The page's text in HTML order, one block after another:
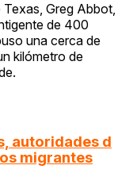
Texas, Greg Abbot,
de 400
una cerca de
kilómetro de
autoridades d
migrantes